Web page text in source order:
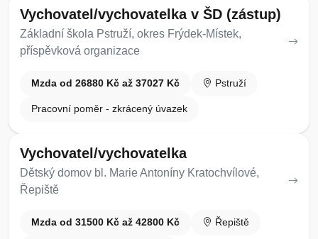
Vychovatel/vychovatelka v ŠD (zástup)
Základní škola Pstruží, okres Frýdek-Místek,
příspěvková organizace
Mzda od 26880 Kč až 37027 Kč Pstruží
Pracovní poměr - zkrácený úvazek
Vychovatel/vychovatelka
Dětský domov bl. Marie Antoníny Kratochvílové,
Řepiště
Mzda od 31500 Kč až 42800 Kč Řepiště